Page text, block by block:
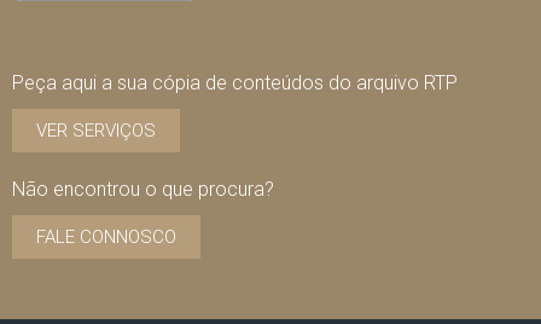
Peça aqui a sua cópia de conteúdos do arquivo RTP
VER SERVIÇOS
Não encontrou o que procura?
FALE CONNOSCO